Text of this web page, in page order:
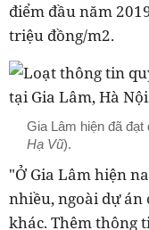
điểm đầu năm
triệu đồng/m2.
Gia Lâm hiện đã
Hạ Vũ).
"Ở Gia Lâm hiện
nhiều, ngoài dự án
khác. Thêm thông